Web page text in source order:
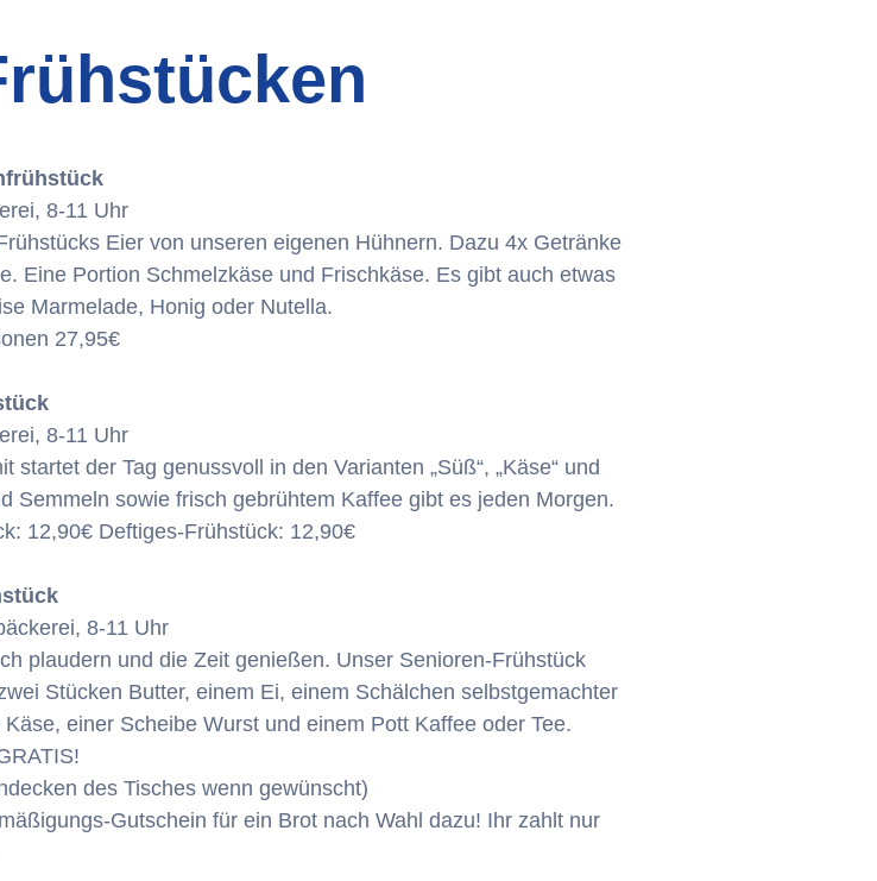
8-11 Uhr
Eier von unseren eigenen Hühnern. Dazu 4x Getränke
Eine Portion Schmelzkäse und Frischkäse. Es gibt auch etwas
Marmelade, Honig oder Nutella.
27,95€
8-11 Uhr
der Tag genussvoll in den Varianten „Süß“, „Käse“ und
Semmeln sowie frisch gebrühtem Kaffee gibt es jeden Morgen.
12,90€ Deftiges-Frühstück: 12,90€
8-11 Uhr
plaudern und die Zeit genießen. Unser Senioren-Frühstück
Stücken Butter, einem Ei, einem Schälchen selbstgemachter
einer Scheibe Wurst und einem Pott Kaffee oder Tee.
des Tisches wenn gewünscht)
Gutschein für ein Brot nach Wahl dazu! Ihr zahlt nur